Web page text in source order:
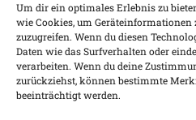
Um dir ein optimales Erlebnis zu
wie Cookies, um
zuzugreifen. Wenn du diesen
Daten wie das Surfverhalten oder
verarbeiten. Wenn du deine
zurückziehst, können bestimmte
beeinträchtigt werden.
Warenkorb
Wunschliste
Mein Konto
Versand & Lieferung
Zahlungsweisen